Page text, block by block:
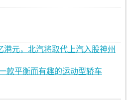
港元，北汽将取代上汽入股神州
款平衡而有趣的运动型轿车